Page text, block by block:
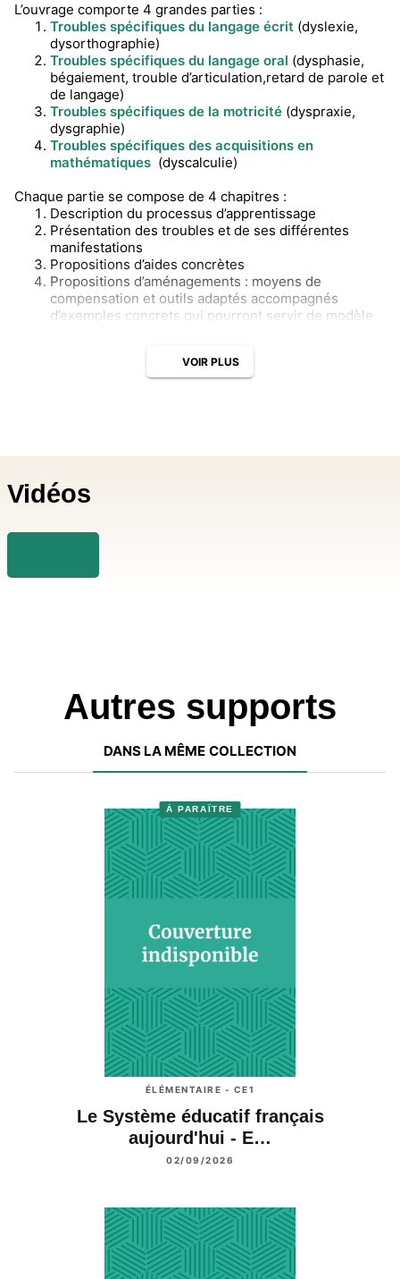
L’ouvrage comporte 4 grandes parties :
Troubles spécifiques du langage écrit (dyslexie,
dysorthographie)
Troubles spécifiques du langage oral (dysphasie,
bégaiement, trouble d’articulation,retard de parole et
de langage)
Troubles spécifiques de la motricité (dyspraxie,
dysgraphie)
Troubles spécifiques des acquisitions en
mathématiques (dyscalculie)
Chaque partie se compose de 4 chapitres :
Description du processus d’apprentissage
Présentation des troubles et de ses différentes
manifestations
Propositions d’aides concrètes
Propositions d’aménagements : moyens de
compensation et outils adaptés accompagnés
d’exemples concrets qui pourront servir de modèle
VOIR PLUS
Vidéos
Autres supports
DANS LA MÊME COLLECTION
À PARAÎTRE
ÉLÉMENTAIRE - CE1
Le Système éducatif français
aujourd'hui - E…
02/09/2026